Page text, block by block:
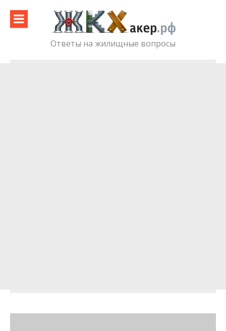
content
Ответы на жилищные вопросы